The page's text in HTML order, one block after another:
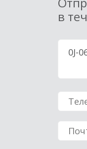
в